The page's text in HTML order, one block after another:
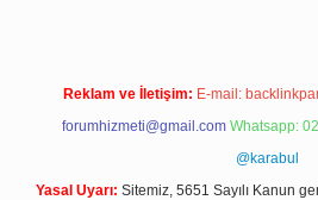
Reklam ve İletişim: E-mail:
forumhizmeti@gmail.com Whatsapp:
@karabul
Yasal Uyarı: Sitemiz, 5651 Sayılı Kanun